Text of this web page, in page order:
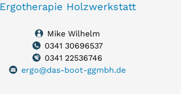
Ergotherapie Holzwerkstatt
Mike Wilhelm
0341 30696537
0341 22536746
ergo@das-boot-ggmbh.de